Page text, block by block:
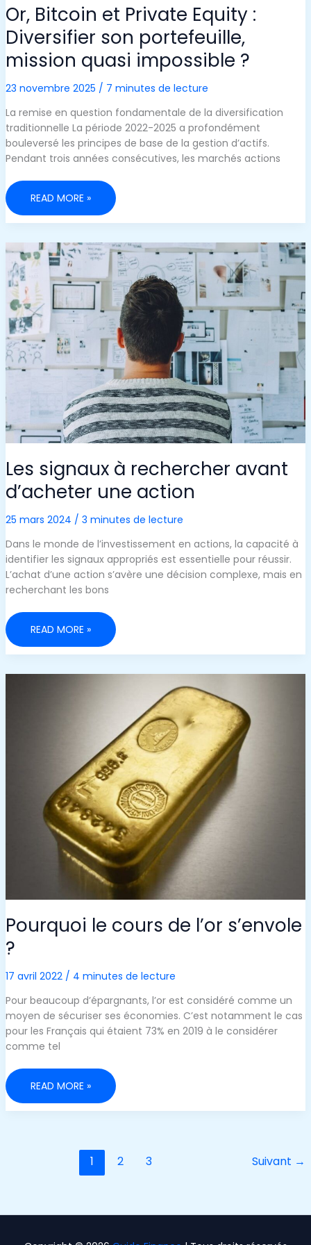
Or, Bitcoin et Private Equity :
Diversifier son portefeuille,
mission quasi impossible ?
23 novembre 2025 / 7 minutes de lecture
La remise en question fondamentale de la diversification
traditionnelle La période 2022-2025 a profondément
bouleversé les principes de base de la gestion d’actifs.
Pendant trois années consécutives, les marchés actions
OR,
ET
PRIVATE
DIVERSIFIER
SON
PORTEFEUILLE,
MISSION
QUASI
IMPOSSIBLE
?
READ MORE »
Les signaux à rechercher avant
d’acheter une action
25 mars 2024 / 3 minutes de lecture
Dans le monde de l’investissement en actions, la capacité à
identifier les signaux appropriés est essentielle pour réussir.
L’achat d’une action s’avère une décision complexe, mais en
recherchant les bons
LES
À
RECHERCHER
D’ACHETER
READ MORE »
Pourquoi le cours de l’or s’envole
?
17 avril 2022 / 4 minutes de lecture
Pour beaucoup d’épargnants, l’or est considéré comme un
moyen de sécuriser ses économies. C’est notamment le cas
pour les Français qui étaient 73% en 2019 à le considérer
comme tel
POURQUOI
COURS
DE
READ MORE »
1 2 3 Suivant →